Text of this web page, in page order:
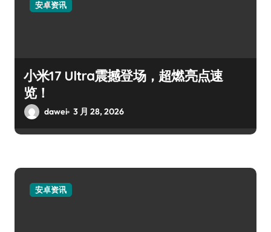
安卓资讯
小米17 Ultra震撼登场，超燃亮点速
览！
dawei 3 月 28, 2026
安卓资讯